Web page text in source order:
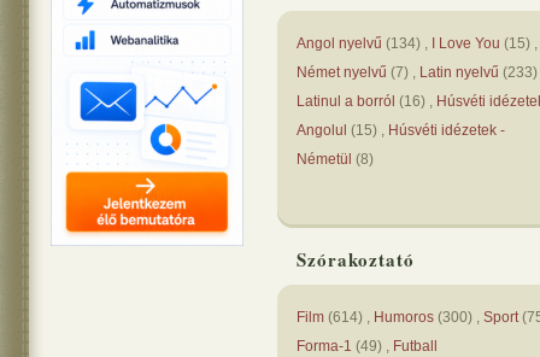
Angol nyelvű (134) , I Love You (15) ,
Német nyelvű (7) , Latin nyelvű (233)
Latinul a borról (16) , Húsvéti
Angolul (15) , Húsvéti idézetek -
Németül (8)
Szórakoztató
Film (614) , Humoros (300) , Sport(
Forma-1 (49) , Futball